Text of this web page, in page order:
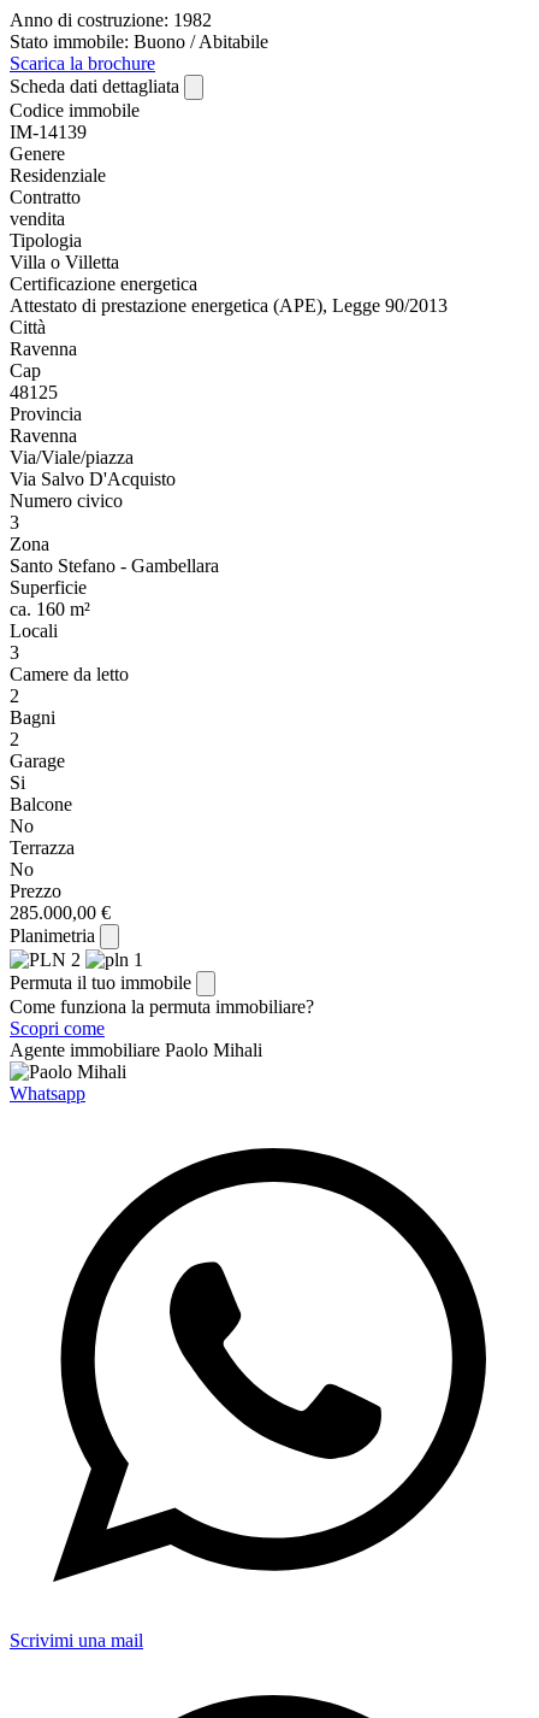
Anno di costruzione: 1982
Stato immobile: Buono / Abitabile
Scarica la brochure
Scheda dati dettagliata
Codice immobile
IM-14139
Genere
Residenziale
Contratto
vendita
Tipologia
Villa o Villetta
Certificazione energetica
Attestato di prestazione energetica (APE), Legge 90/2013
Città
Ravenna
Cap
48125
Provincia
Ravenna
Via/Viale/piazza
Via Salvo D'Acquisto
Numero civico
3
Zona
Santo Stefano - Gambellara
Superficie
ca. 160 m²
Locali
3
Camere da letto
2
Bagni
2
Garage
Si
Balcone
No
Terrazza
No
Prezzo
285.000,00 €
Planimetria
Permuta il tuo immobile
Come funziona la permuta immobiliare?
Scopri come
Agente immobiliare Paolo Mihali
Whatsapp
Scrivimi una mail